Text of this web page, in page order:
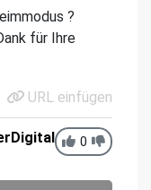
?
für Ihre
URL einfügen
0